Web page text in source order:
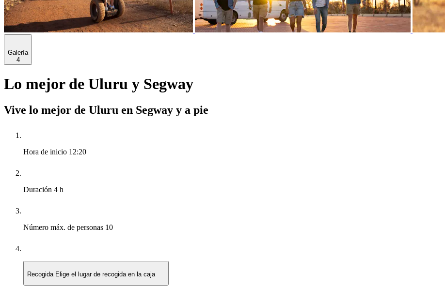
Galería
4
Lo mejor de Uluru y Segway
Vive lo mejor de Uluru en Segway y a pie
Hora de inicio 12:20
Duración 4 h
Número máx. de personas 10
Recogida Elige el lugar de recogida en la caja